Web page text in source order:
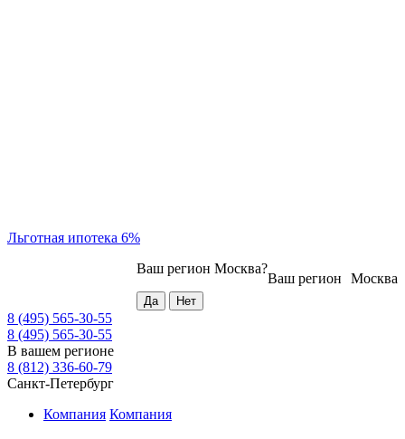
Льготная ипотека 6%
Москва
Ваш регион
Ваш регион Москва?
8 (495) 565-30-55
8 (495) 565-30-55
В вашем регионе
8 (812) 336-60-79
Санкт-Петербург
Компания Компания